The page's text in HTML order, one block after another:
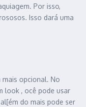
Por isso,
Isso dará uma
opcional. No
look , ocê pode usar
do mais pode ser